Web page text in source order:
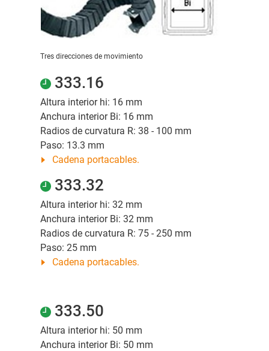
Tres direcciones de movimiento
333.16
Altura interior hi: 16 mm
Anchura interior Bi: 16 mm
Radios de curvatura R: 38 - 100 mm
Paso: 13.3 mm
Cadena portacables.
333.32
Altura interior hi: 32 mm
Anchura interior Bi: 32 mm
Radios de curvatura R: 75 - 250 mm
Paso: 25 mm
Cadena portacables.
333.50
Altura interior hi: 50 mm
Anchura interior Bi: 50 mm